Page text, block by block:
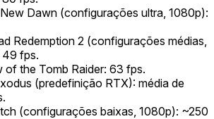
Dawn (configurações ultra, 1080p):
Redemption 2 (configurações médias,
fps.
of the Tomb Raider: 63 fps.
(predefinição RTX): média de
(configurações baixas, 1080p): ~250